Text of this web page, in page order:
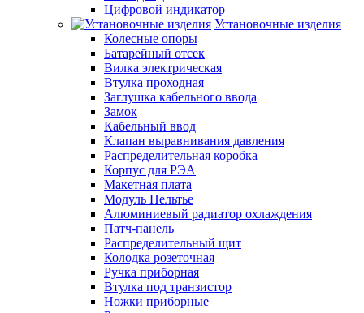
Цифровой индикатор
Установочные изделия
Колесные опоры
Батарейный отсек
Вилка электрическая
Втулка проходная
Заглушка кабельного ввода
Замок
Кабельный ввод
Клапан выравнивания давления
Распределительная коробка
Корпус для РЭА
Макетная плата
Модуль Пельтье
Алюминиевый радиатор охлаждения
Патч-панель
Распределительный щит
Колодка розеточная
Ручка приборная
Втулка под транзистор
Ножки приборные